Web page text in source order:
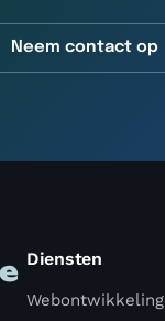
Neem contact op
Diensten
Webontwikkeling